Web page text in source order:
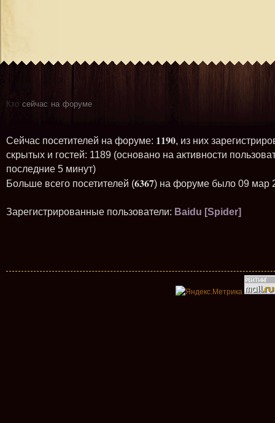
Кто сейчас на форуме
Сейчас посетителей на форуме: 1190, из них
скрытых и гостей: 1189 (основано на активности
последние 5 минут)
Больше всего посетителей (6367) на форуме было 09 мар
Зарегистрированные пользователи: Baidu [Spider]